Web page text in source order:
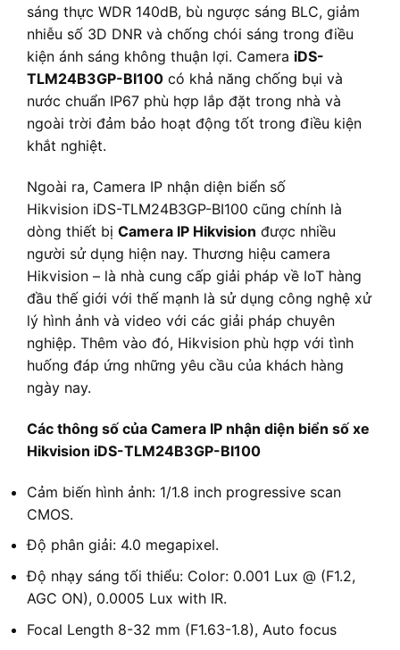
sáng thực WDR 140dB, bù ngược sáng BLC, giảm
nhiễu số 3D DNR và chống chói sáng trong điều
kiện ánh sáng không thuận lợi. Camera iDS-
TLM24B3GP-BI100 có khả năng chống bụi và
nước chuẩn IP67 phù hợp lắp đặt trong nhà và
ngoài trời đảm bảo hoạt động tốt trong điều kiện
khắt nghiệt.
Ngoài ra, Camera IP nhận diện biển số
Hikvision iDS-TLM24B3GP-BI100 cũng chính là
dòng thiết bị Camera IP Hikvision được nhiều
người sử dụng hiện nay. Thương hiệu camera
Hikvision – là nhà cung cấp giải pháp về IoT hàng
đầu thế giới với thế mạnh là sử dụng công nghệ xử
lý hình ảnh và video với các giải pháp chuyên
nghiệp. Thêm vào đó, Hikvision phù hợp với tình
huống đáp ứng những yêu cầu của khách hàng
ngày nay.
Các thông số của Camera IP nhận diện biển số xe
Hikvision iDS-TLM24B3GP-BI100
Cảm biến hình ảnh: 1/1.8 inch progressive scan
CMOS.
Độ phân giải: 4.0 megapixel.
Độ nhạy sáng tối thiểu: Color: 0.001 Lux @ (F1.2,
AGC ON), 0.0005 Lux with IR.
Focal Length 8-32 mm (F1.63-1.8), Auto focus